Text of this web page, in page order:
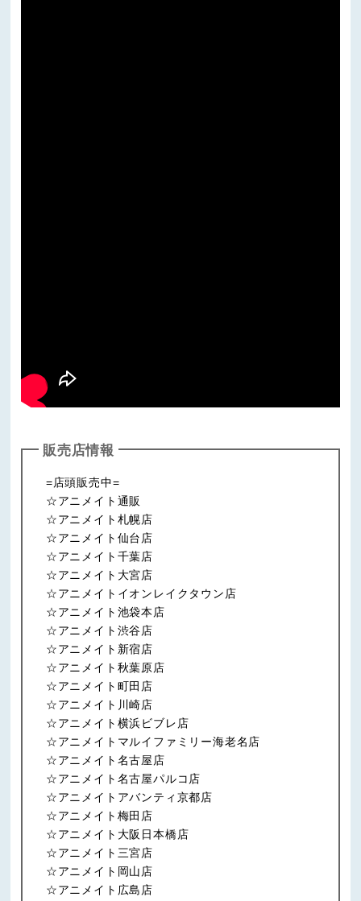
販売店情報
=店頭販売中=
☆アニメイト通販
☆アニメイト札幌店
☆アニメイト仙台店
☆アニメイト千葉店
☆アニメイト大宮店
☆アニメイトイオンレイクタウン店
☆アニメイト池袋本店
☆アニメイト渋谷店
☆アニメイト新宿店
☆アニメイト秋葉原店
☆アニメイト町田店
☆アニメイト川崎店
☆アニメイト横浜ビブレ店
☆アニメイトマルイファミリー海老名店
☆アニメイト名古屋店
☆アニメイト名古屋パルコ店
☆アニメイトアバンティ京都店
☆アニメイト梅田店
☆アニメイト大阪日本橋店
☆アニメイト三宮店
☆アニメイト岡山店
☆アニメイト広島店